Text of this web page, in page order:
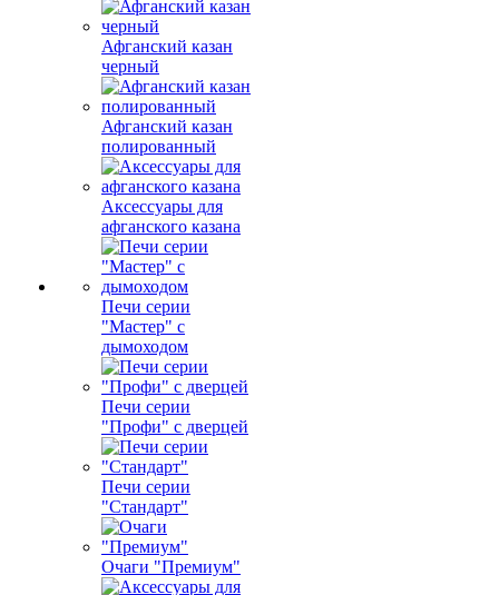
Афганский казан
черный
Афганский казан
полированный
Аксессуары для
афганского казана
Печи серии
"Мастер" с
дымоходом
Печи серии
"Профи" с дверцей
Печи серии
"Стандарт"
Очаги "Премиум"